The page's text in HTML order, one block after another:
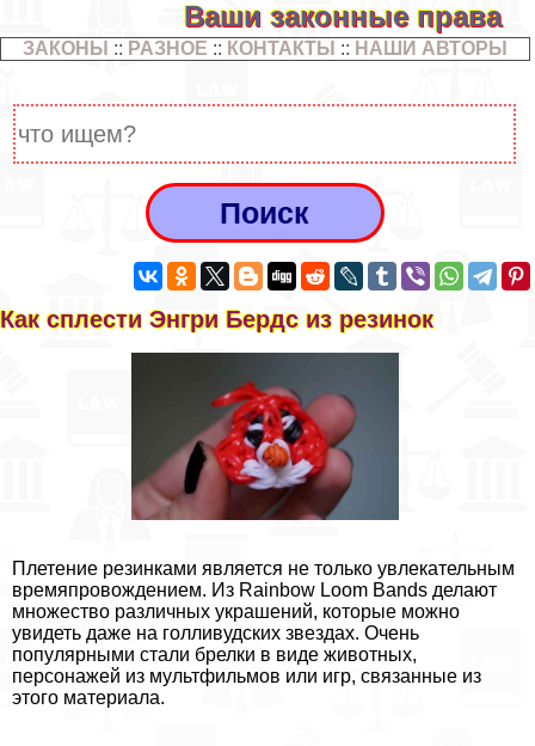
Ваши законные права
ЗАКОНЫ :: РАЗНОЕ :: КОНТАКТЫ :: НАШИ АВТОРЫ
Как сплести Энгри Бердс из резинок
Плетение резинками является не только увлекательным
времяпровождением. Из Rainbow Loom Bands делают
множество различных украшений, которые можно
увидеть даже на голливудских звездах. Очень
популярными стали брелки в виде животных,
персонажей из мультфильмов или игр, связанные из
этого материала.